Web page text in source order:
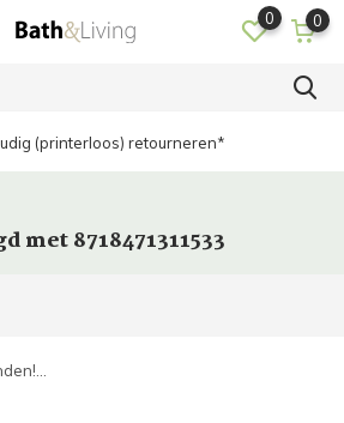
0 0
(printerloos) retourneren*
met 8718471311533